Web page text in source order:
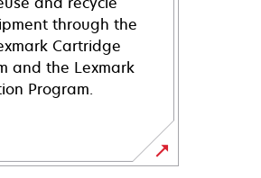
through the
Cartridge
and the Lexmark
Program.